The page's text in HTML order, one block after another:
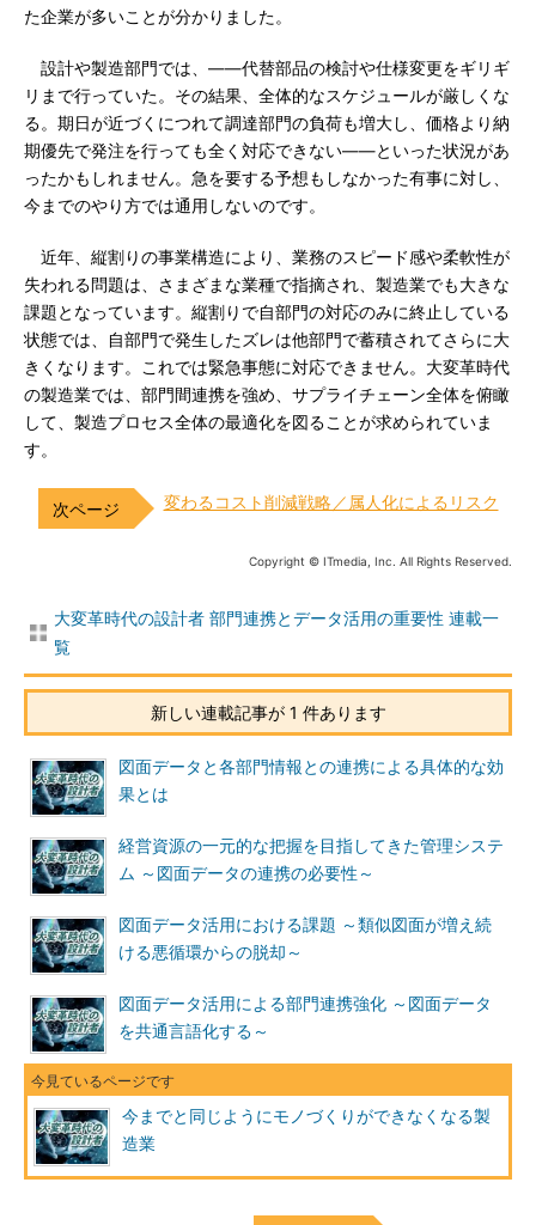
た企業が多いことが分かりました。
設計や製造部門では、――代替部品の検討や仕様変更をギリギ
リまで行っていた。その結果、全体的なスケジュールが厳しくな
る。期日が近づくにつれて調達部門の負荷も増大し、価格より納
期優先で発注を行っても全く対応できない――といった状況があ
ったかもしれません。急を要する予想もしなかった有事に対し、
今までのやり方では通用しないのです。
近年、縦割りの事業構造により、業務のスピード感や柔軟性が
失われる問題は、さまざまな業種で指摘され、製造業でも大きな
課題となっています。縦割りで自部門の対応のみに終止している
状態では、自部門で発生したズレは他部門で蓄積されてさらに大
きくなります。これでは緊急事態に対応できません。大変革時代
の製造業では、部門間連携を強め、サプライチェーン全体を俯瞰
して、製造プロセス全体の最適化を図ることが求められていま
す。
変わるコスト削減戦略／属人化によるリスク
Copyright © ITmedia, Inc. All Rights Reserved.
大変革時代の設計者 部門連携とデータ活用の重要性 連載一
覧
新しい連載記事が 1 件あります
図面データと各部門情報との連携による具体的な効
果とは
経営資源の一元的な把握を目指してきた管理システ
ム ～図面データの連携の必要性～
図面データ活用における課題 ～類似図面が増え続
ける悪循環からの脱却～
図面データ活用による部門連携強化 ～図面データ
を共通言語化する～
今までと同じようにモノづくりができなくなる製
造業